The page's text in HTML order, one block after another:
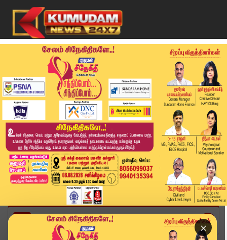
×